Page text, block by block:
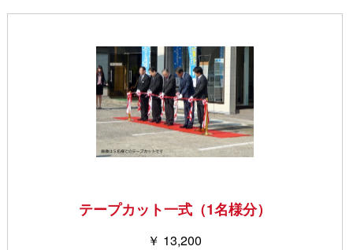
テープカット一式（1名様分）
￥ 13,200